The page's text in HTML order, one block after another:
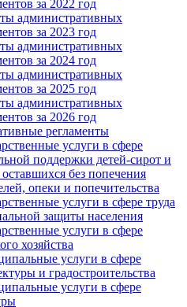
за 2022 год
административных
за 2023 год
административных
за 2024 год
административных
за 2025 год
административных
за 2026 год
регламенты
услуги в сфере
поддержки детей-сирот и
оставшихся без попечения
опеки и попечительства
услуги в сфере труда
защиты населения
услуги в сфере
хозяйства
услуги в сфере
и градостроительства
услуги в сфере